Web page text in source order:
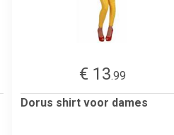
€ 13.99
Dorus shirt voor dames